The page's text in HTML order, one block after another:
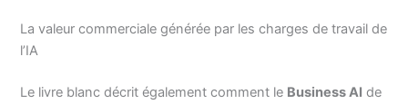
La valeur commerciale générée par les charges de travail de
l’IA
Le livre blanc décrit également comment le Business AI de